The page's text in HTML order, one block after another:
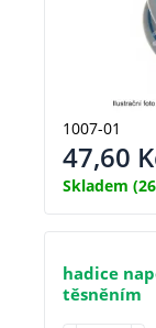
1007-01
47,60
Skladem
hadice
těsněním